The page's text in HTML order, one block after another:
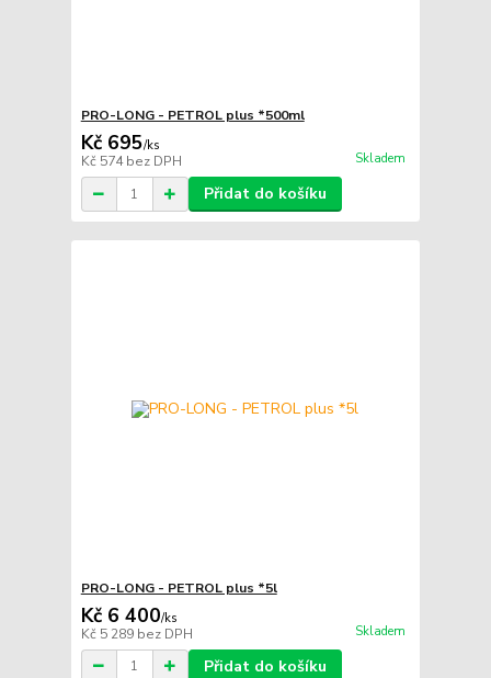
PRO-LONG - PETROL plus *500ml
Kč 695/ks
Kč 574bez DPH Skladem
Přidat do košíku
PRO-LONG - PETROL plus *5l
Kč 6 400/ks
Kč 5 289 bez DPH Skladem
Přidat do košíku